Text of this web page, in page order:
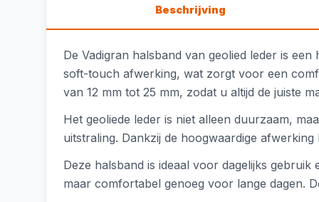
Beschrijving
De Vadigran halsband van geolied leder is
soft-touch afwerking, wat zorgt voor een
van 12 mm tot 25 mm, zodat u altijd de juiste
Het geoliede leder is niet alleen duurzaam,
uitstraling. Dankzij de hoogwaardige
Deze halsband is ideaal voor dagelijks
maar comfortabel genoeg voor lange dagen.